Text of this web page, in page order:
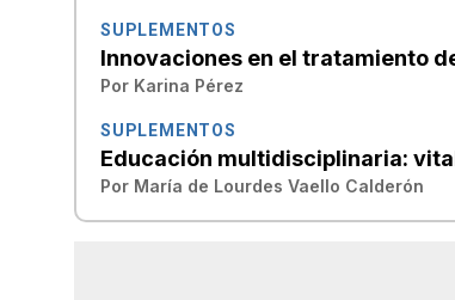
SUPLEMENTOS
Innovaciones en el tratamiento
Por Karina Pérez
SUPLEMENTOS
Educación multidisciplinaria:
Por María de Lourdes Vaello Calderón